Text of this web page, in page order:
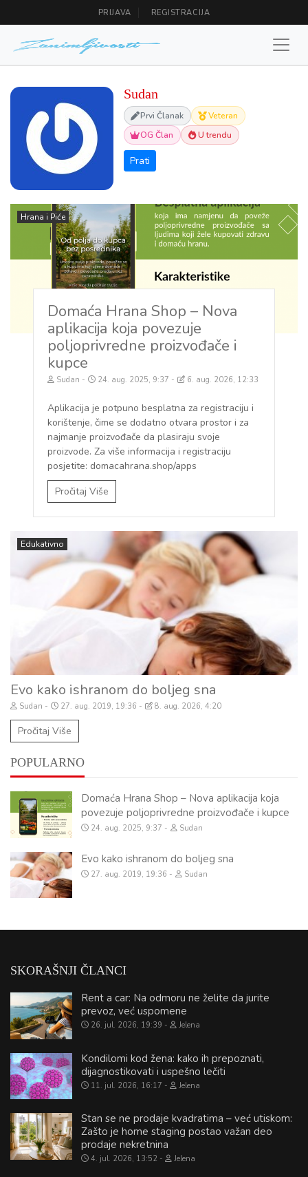
PRIJAVA REGISTRACIJA
Sudan
Prvi Članak
Veteran
OG Član
U trendu
Hrana i Piće
Domaća Hrana Shop – Nova
aplikacija koja povezuje
poljoprivredne proizvođače i
kupce
Sudan 24. aug. 2025, 9:37 6. aug. 2026, 12:33
Aplikacija je potpuno besplatna za registraciju i
korištenje, čime se dodatno otvara prostor i za
najmanje proizvođače da plasiraju svoje
proizvode. Za više informacija i registraciju
posjetite: domacahrana.shop/apps
Pročitaj Više
Edukativno
Evo kako ishranom do boljeg sna
Sudan 27. aug. 2019, 19:36 8. aug. 2026, 4:20
Pročitaj Više
POPULARNO
Domaća Hrana Shop – Nova aplikacija koja
povezuje poljoprivredne proizvođače i kupce
24. aug. 2025, 9:37 Sudan
Evo kako ishranom do boljeg sna
27. aug. 2019, 19:36 Sudan
SKORAŠNJI ČLANCI
Rent a car: Na odmoru ne želite da jurite
prevoz, već uspomene
26. jul. 2026, 19:39 Jelena
Kondilomi kod žena: kako ih prepoznati,
dijagnostikovati i uspešno lečiti
11. jul. 2026, 16:17 Jelena
Stan se ne prodaje kvadratima – već utiskom:
Zašto je home staging postao važan deo
prodaje nekretnina
4. jul. 2026, 13:52 Jelena